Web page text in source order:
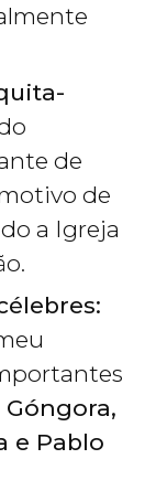
de
de
a Igreja
Góngora,
e Pablo